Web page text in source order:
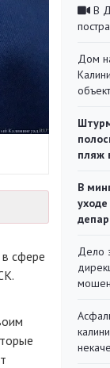
сфере
В
Дом
пляж
В
Дело